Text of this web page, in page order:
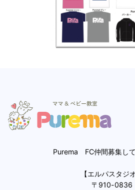
Purema FC仲間募集して
【エルパスタジオ
〒910-0836